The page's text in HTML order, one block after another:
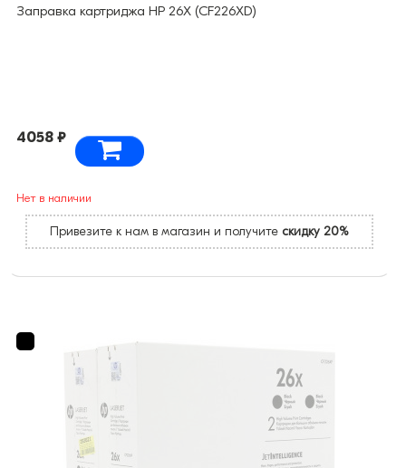
Заправка картриджа HP 26X (CF226XD)
4058 ₽
Нет в наличии
Привезите к нам в магазин и получите скидку 20%